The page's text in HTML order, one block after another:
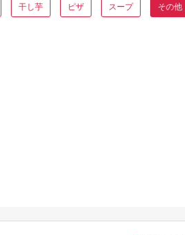
干し芋 ピザ スープ その他